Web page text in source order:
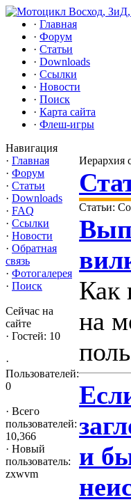
· Главная
· Форум
· Статьи
· Downloads
· Ссылки
· Новости
· Поиск
· Карта сайта
· Флеш-игры
Навигация
· Главная
· Форум
· Статьи
· Downloads
· FAQ
· Ссылки
· Новости
· Обратная
связь
· Фотогалерея
· Поиск
Сейчас на
сайте
· Гостей: 10
·
Пользователей:
0
· Всего
пользователей:
10,366
· Новый
пользователь:
zxwvm
Иерархия
Статьи:
Как
на
и